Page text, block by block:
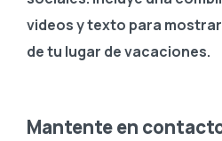
videos y texto para
de tu lugar de vacaciones.
Mantente en